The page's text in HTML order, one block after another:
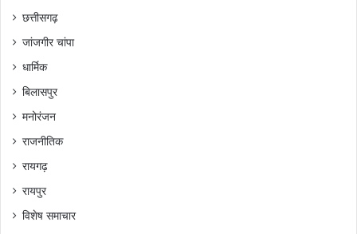
छत्तीसगढ़
जांजगीर चांपा
धार्मिक
बिलासपुर
मनोरंजन
राजनीतिक
रायगढ़
रायपुर
विशेष समाचार